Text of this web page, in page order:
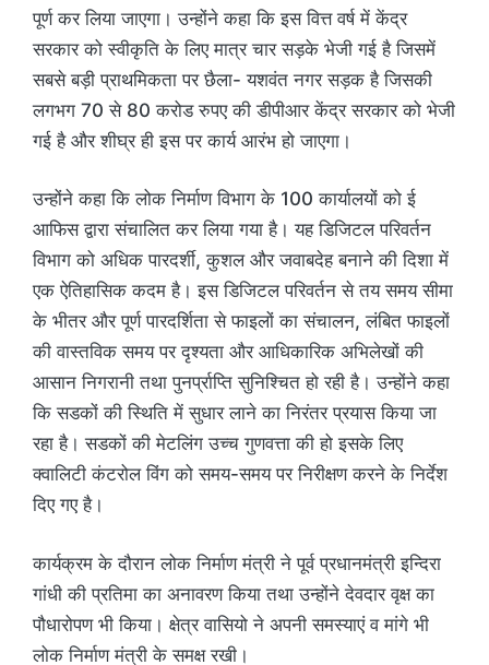
पूर्ण कर लिया जाएगा। उन्होंने कहा कि इस वित्त वर्ष में केंद्र
सरकार को स्वीकृति के लिए मात्र चार सड़के भेजी गई है जिसमें
सबसे बड़ी प्राथमिकता पर छैला- यशवंत नगर सड़क है जिसकी
लगभग 70 से 80 करोड रुपए की डीपीआर केंद्र सरकार को भेजी
गई है और शीघ्र ही इस पर कार्य आरंभ हो जाएगा।
उन्होंने कहा कि लोक निर्माण विभाग के 100 कार्यालयों को ई
आफिस द्वारा संचालित कर लिया गया है। यह डिजिटल परिवर्तन
विभाग को अधिक पारदर्शी, कुशल और जवाबदेह बनाने की दिशा में
एक ऐतिहासिक कदम है। इस डिजिटल परिवर्तन से तय समय सीमा
के भीतर और पूर्ण पारदर्शिता से फाइलों का संचालन, लंबित फाइलों
की वास्तविक समय पर दृश्यता और आधिकारिक अभिलेखों की
आसान निगरानी तथा पुनर्प्राप्ति सुनिश्चित हो रही है। उन्होंने कहा
कि सडकों की स्थिति में सुधार लाने का निरंतर प्रयास किया जा
रहा है। सडकों की मेटलिंग उच्च गुणवत्ता की हो इसके लिए
क्वालिटी कंटरोल विंग को समय-समय पर निरीक्षण करने के निर्देश
दिए गए है।
कार्यक्रम के दौरान लोक निर्माण मंत्री ने पूर्व प्रधानमंत्री इन्दिरा
गांधी की प्रतिमा का अनावरण किया तथा उन्होंने देवदार वृक्ष का
पौधारोपण भी किया। क्षेत्र वासियो ने अपनी समस्याएं व मांगे भी
लोक निर्माण मंत्री के समक्ष रखी।